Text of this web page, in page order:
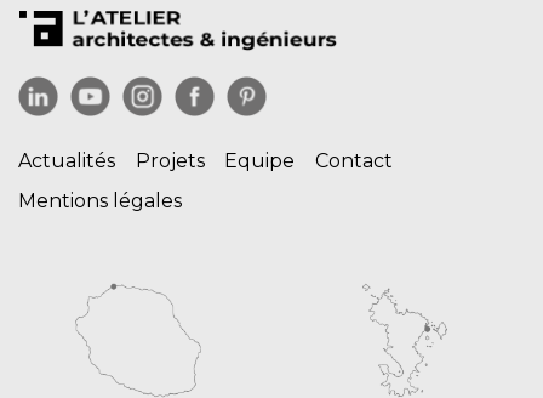
Actualités Projets Equipe
Contact
Mentions légales